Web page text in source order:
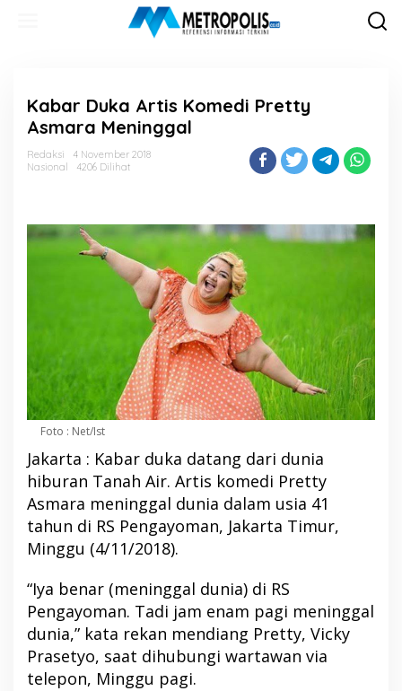
Kabar Duka Artis Komedi Pretty
Asmara Meninggal
Redaksi
4 November 2018
Nasional
4206 Dilihat
Foto : Net/Ist
Jakarta : Kabar duka datang dari dunia
hiburan Tanah Air. Artis komedi Pretty
Asmara meninggal dunia dalam usia 41
tahun di RS Pengayoman, Jakarta Timur,
Minggu (4/11/2018).
“Iya benar (meninggal dunia) di RS
Pengayoman. Tadi jam enam pagi meninggal
dunia,” kata rekan mendiang Pretty, Vicky
Prasetyo, saat dihubungi wartawan via
telepon, Minggu pagi.